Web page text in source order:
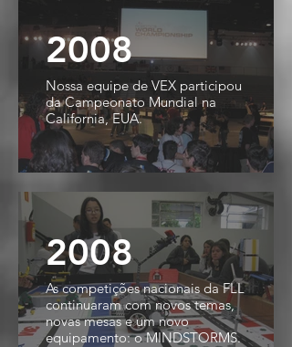
2008
Nossa equipe de VEX participou
da Campeonato Mundial na
California, EUA.
2008
As competições nacionais da FLL
continuaram com novos temas,
novas mesas e um novo
equipamento: o MINDSTORMS.